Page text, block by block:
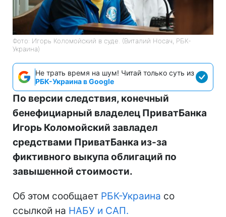
Фото: Игорь Коломойский в суде. (Виталий Носач, РБК-
Украина)
Не трать время на шум! Читай только суть из
РБК-Украина в Google
По версии следствия, конечный
бенефициарный владелец ПриватБанка
Игорь Коломойский завладел
средствами ПриватБанка из-за
фиктивного выкупа облигаций по
завышенной стоимости.
Об этом сообщает РБК-Украина со
ссылкой на НАБУ и САП.